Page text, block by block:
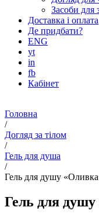
Засоби для
Доставка і оплата
Де придбати?
ENG
yt
in
fb
Кабінет
Головна
/
Догляд за тілом
/
Гель для душа
/
Гель для душу
Гель для